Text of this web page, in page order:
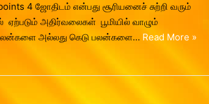
4 ஜோதிடம் என்பது சூரியனைச் சுற்றி வரும்
ஏற்படும் அதிர்வலைகள் பூமியில் வாழும்
அல்லது கெடு பலன்களை… Read More »